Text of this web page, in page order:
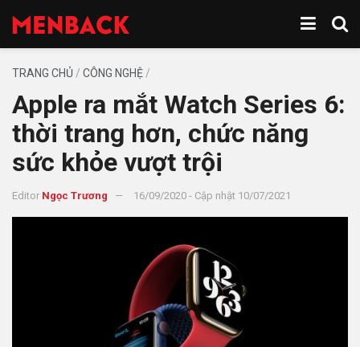
TRANG CHỦ / CÔNG NGHỆ /
Apple ra mắt Watch Series 6:
thời trang hơn, chức năng
sức khỏe vượt trội
Editor Ngọc Trương 16/09/2020 - Cập nhật 10/07/2021